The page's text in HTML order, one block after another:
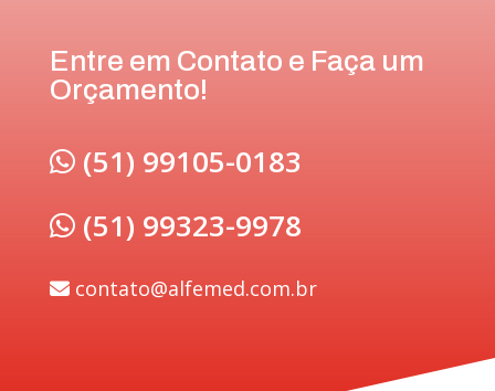
Entre em Contato e Faça um
Orçamento!
(51) 99105-0183
(51) 99323-9978
contato@alfemed.com.br